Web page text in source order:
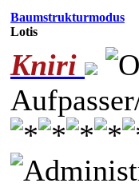
Baumstrukturmodus
Lotis
Kniri